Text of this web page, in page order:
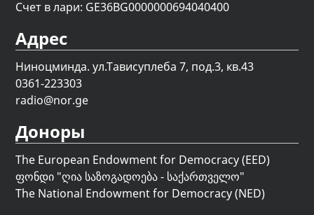
Счет в лари: GE36BG0000000694040400
Адрес
Ниноцминда. ул.Тависуплеба 7, под.3, кв.43
0361-223303
radio@nor.ge
Доноры
The European Endowment for Democracy (EED)
ფონდი "ღია საზოგადოება - საქართველო"
The National Endowment for Democracy (NED)